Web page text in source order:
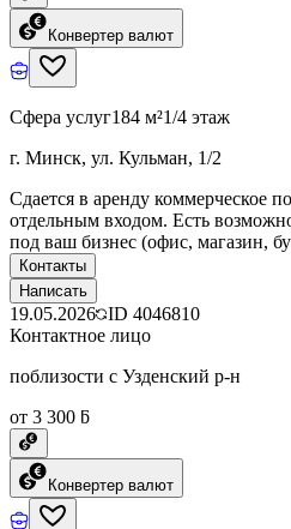
Конвертер валют
Сфера услуг184 м²1/4 этаж
г. Минск, ул. Кульман, 1/2
Сдается в аренду коммерческое
отдельным входом. Есть
под ваш бизнес (офис, магазин,
Контакты
Написать
19.05.2026 ID 4046810
Контактное лицо
поблизости с Узденский р-н
от 3 300 ƃ
Конвертер валют